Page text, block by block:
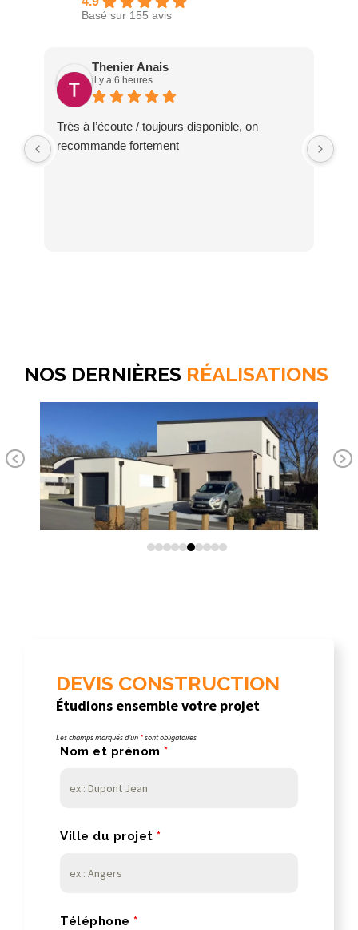
Basé sur 155 avis
Thenier Anais
il y a 6 heures
Très à l’écoute / toujours disponible, on
recommande fortement
NOS DERNIÈRES RÉALISATIONS
DEVIS CONSTRUCTION
Étudions ensemble votre projet
Les champs marqués d’un *sont obligatoires
Nom et prénom *
Ville du projet *
Téléphone *